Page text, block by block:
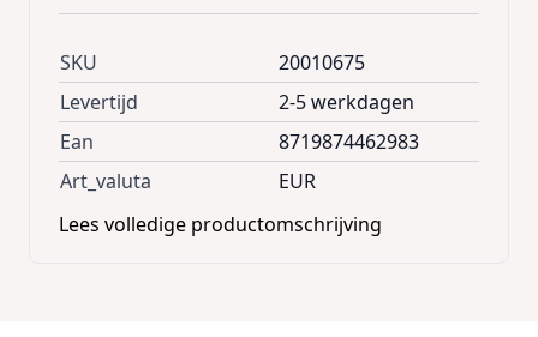
SKU
20010675
Levertijd
2-5 werkdagen
Ean
8719874462983
Art_valuta
EUR
Lees volledige productomschrijving